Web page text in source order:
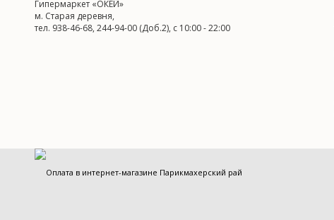
Гипермаркет «ОКЕЙ»
м. Старая деревня,
тел. 938-46-68, 244-94-00 (Доб.2), c 10:00 - 22:00